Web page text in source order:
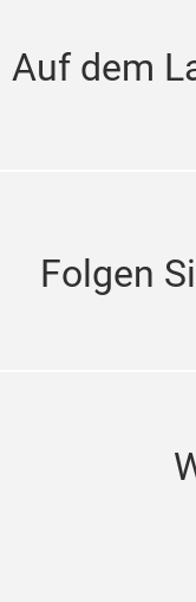
Auf dem
Folgen